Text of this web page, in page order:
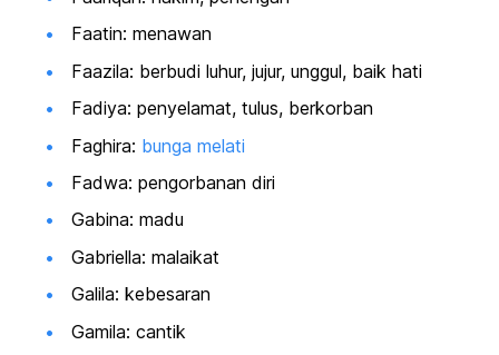
Faatin: menawan
Faazila: berbudi luhur, jujur, unggul, baik hati
Fadiya: penyelamat, tulus, berkorban
Faghira: bunga melati
Fadwa: pengorbanan diri
Gabina: madu
Gabriella: malaikat
Galila: kebesaran
Gamila: cantik